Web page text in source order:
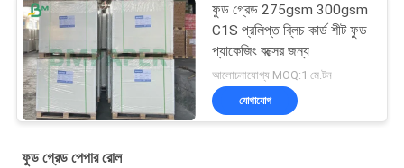
ফুড গ্রেড 275gsm 300gsm
C1S প্রলিপ্ত ব্লিচ কার্ড শীট ফুড
প্যাকেজিং বক্সের জন্য
আলোচনাযোগ্য MOQ:1 মে.টন
যোগাযোগ
ফুড গ্রেড পেপার রোল